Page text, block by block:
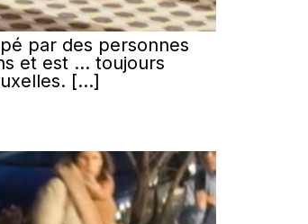
par des personnes
et est … toujours
[…]